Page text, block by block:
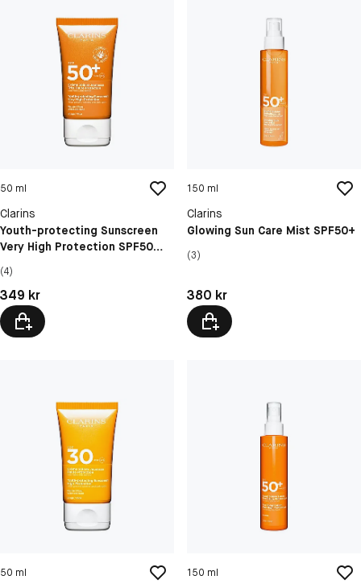
50 ml
Clarins
Youth-protecting Sunscreen
Very High Protection SPF50
(4)
Pris: 349 kr
349 kr
150 ml
Clarins
Glowing Sun Care Mist SPF50+
(3)
Pris: 380 kr
380 kr
50 ml 150 ml